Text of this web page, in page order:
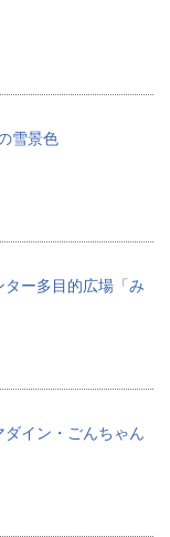
雪景色
ー多目的広場「み
イン・ごんちゃん